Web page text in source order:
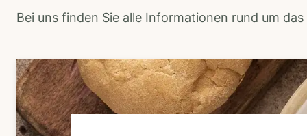
Bei uns finden Sie alle Informationen rund um